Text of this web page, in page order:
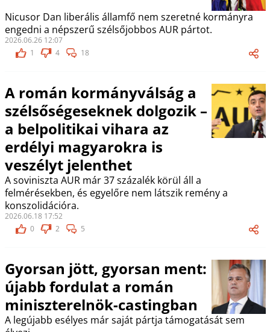
Nicusor Dan liberális államfő nem szeretné kormányra
engedni a népszerű szélsőjobbos AUR pártot.
2026.06.26 12:07
1
4 18
A román kormányválság a
szélsőségeseknek dolgozik –
a belpolitikai vihara az
erdélyi magyarokra is
veszélyt jelenthet
A soviniszta AUR már 37 százalék körül áll a
felmérésekben, és egyelőre nem látszik remény a
konszolidációra.
2026.06.18 17:52
0
2 5
Gyorsan jött, gyorsan ment:
újabb fordulat a román
miniszterelnök-castingban
A legújabb esélyes már saját pártja támogatását sem